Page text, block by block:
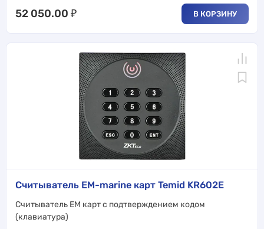
52 050.00 ₽ В КОРЗИНУ
Считыватель EM-marine карт Temid KR602E
Считыватель EM карт с подтверждением кодом
(клавиатура)